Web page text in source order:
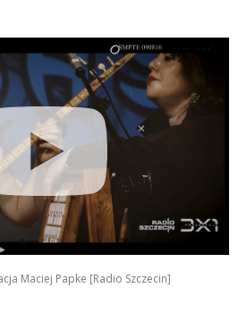
Maciej Papke [Radio Szczecin]